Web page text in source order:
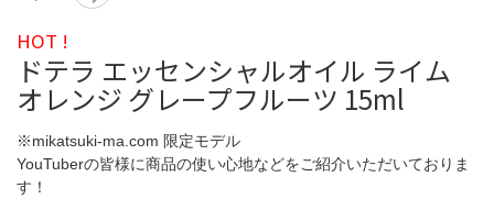
HOT !
ドテラ エッセンシャルオイル ライム
オレンジ グレープフルーツ 15ml
※mikatsuki-ma.com 限定モデル
YouTuberの皆様に商品の使い心地などをご紹介いただいておりま
す！